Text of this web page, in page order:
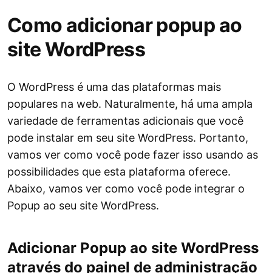
Como adicionar popup ao
site WordPress
O WordPress é uma das plataformas mais
populares na web. Naturalmente, há uma ampla
variedade de ferramentas adicionais que você
pode instalar em seu site WordPress. Portanto,
vamos ver como você pode fazer isso usando as
possibilidades que esta plataforma oferece.
Abaixo, vamos ver como você pode integrar o
Popup ao seu site WordPress.
Adicionar Popup ao site WordPress
através do painel de administração